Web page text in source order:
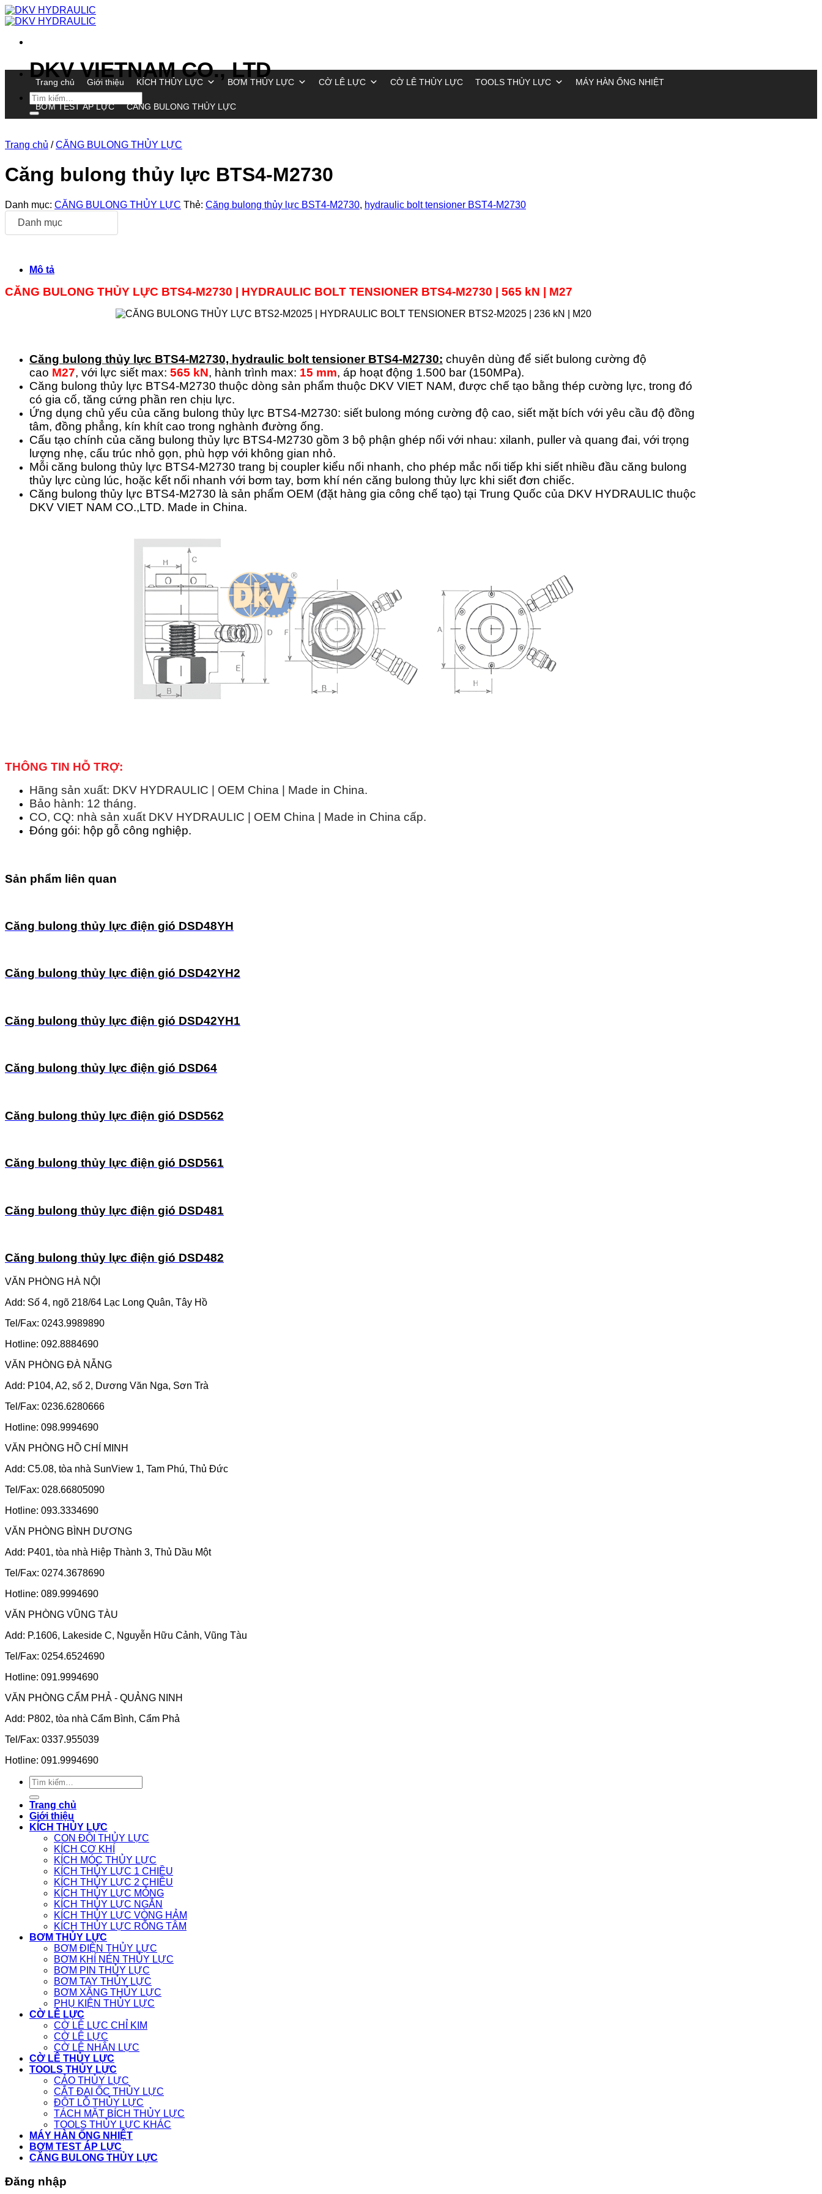
Chuyển
đến
dung
DKV VIETNAM CO., LTD
Tìm
kiếm:
Trang chủ Giới thiệu KÍCH THỦY LỰC BƠM THỦY LỰC CỜ LÊ LỰC CỜ LÊ THỦY LỰC TOOLS THỦY LỰC MÁY HÀN ỐNG NHIỆT
BƠM TEST ÁP LỰC CĂNG BULONG THỦY LỰC
Trang chủ / CĂNG BULONG THỦY LỰC
Căng bulong thủy lực BTS4-M2730
Danh mục: CĂNG BULONG THỦY LỰC Thẻ: Căng bulong thủy lực BST4-M2730, hydraulic bolt tensioner BST4-M2730
Danh mục
Mô tả
CĂNG BULONG THỦY LỰC BTS4-M2730 | HYDRAULIC BOLT TENSIONER BTS4-M2730 | 565 kN | M27
Căng bulong thủy lực BTS4-M2730, hydraulic bolt tensioner BTS4-M2730: chuyên dùng để siết bulong cường độ
cao M27, với lực siết max: 565 kN, hành trình max: 15 mm, áp hoạt động 1.500 bar (150MPa).
Căng bulong thủy lực BTS4-M2730 thuộc dòng sản phẩm thuộc DKV VIET NAM, được chế tạo bằng thép cường lực, trong đó
có gia cố, tăng cứng phần ren chịu lực.
Ứng dụng chủ yếu của căng bulong thủy lực BTS4-M2730: siết bulong móng cường độ cao, siết mặt bích với yêu cầu độ đồng
tâm, đồng phẳng, kín khít cao trong nghành đường ống.
Cấu tạo chính của căng bulong thủy lực BTS4-M2730 gồm 3 bộ phận ghép nối với nhau: xilanh, puller và quang đai, với trọng
lượng nhẹ, cấu trúc nhỏ gọn, phù hợp với không gian nhỏ.
Mỗi căng bulong thủy lực BTS4-M2730 trang bị coupler kiểu nối nhanh, cho phép mắc nối tiếp khi siết nhiều đầu căng bulong
thủy lực cùng lúc, hoặc kết nối nhanh với bơm tay, bơm khí nén căng bulong thủy lực khi siết đơn chiếc.
Căng bulong thủy lực BTS4-M2730 là sản phẩm OEM (đặt hàng gia công chế tạo) tại Trung Quốc của DKV HYDRAULIC thuộc
DKV VIET NAM CO.,LTD. Made in China.
THÔNG TIN HỖ TRỢ:
Hãng sản xuất: DKV HYDRAULIC | OEM China | Made in China.
Bảo hành: 12 tháng.
CO, CQ: nhà sản xuất DKV HYDRAULIC | OEM China | Made in China cấp.
Đóng gói: hộp gỗ công nghiệp.
Sản phẩm liên quan
Căng bulong thủy lực điện gió DSD48YH
Căng bulong thủy lực điện gió DSD42YH2
Căng bulong thủy lực điện gió DSD42YH1
Căng bulong thủy lực điện gió DSD64
Căng bulong thủy lực điện gió DSD562
Căng bulong thủy lực điện gió DSD561
Căng bulong thủy lực điện gió DSD481
Căng bulong thủy lực điện gió DSD482
VĂN PHÒNG HÀ NỘI
Add: Số 4, ngõ 218/64 Lạc Long Quân, Tây Hồ
Tel/Fax: 0243.9989890
Hotline: 092.8884690
VĂN PHÒNG ĐÀ NẴNG
Add: P104, A2, số 2, Dương Văn Nga, Sơn Trà
Tel/Fax: 0236.6280666
Hotline: 098.9994690
VĂN PHÒNG HỒ CHÍ MINH
Add: C5.08, tòa nhà SunView 1, Tam Phú, Thủ Đức
Tel/Fax: 028.66805090
Hotline: 093.3334690
VĂN PHÒNG BÌNH DƯƠNG
Add: P401, tòa nhà Hiệp Thành 3, Thủ Dầu Một
Tel/Fax: 0274.3678690
Hotline: 089.9994690
VĂN PHÒNG VŨNG TÀU
Add: P.1606, Lakeside C, Nguyễn Hữu Cảnh, Vũng Tàu
Tel/Fax: 0254.6524690
Hotline: 091.9994690
VĂN PHÒNG CẨM PHẢ - QUẢNG NINH
Add: P802, tòa nhà Cẩm Bình, Cẩm Phả
Tel/Fax: 0337.955039
Hotline: 091.9994690
Tìm
kiếm:
Trang chủ
Giới thiệu
KÍCH THỦY LỰC
CON ĐỘI THỦY LỰC
KÍCH CƠ KHÍ
KÍCH MÓC THỦY LỰC
KÍCH THỦY LỰC 1 CHIỀU
KÍCH THỦY LỰC 2 CHIỀU
KÍCH THỦY LỰC MỎNG
KÍCH THỦY LỰC NGẮN
KÍCH THỦY LỰC VÒNG HẢM
KÍCH THỦY LỰC RỖNG TÂM
BƠM THỦY LỰC
BƠM ĐIỆN THỦY LỰC
BƠM KHÍ NÉN THỦY LỰC
BƠM PIN THỦY LỰC
BƠM TAY THỦY LỰC
BƠM XĂNG THỦY LỰC
PHỤ KIỆN THỦY LỰC
CỜ LÊ LỰC
CỜ LÊ LỰC CHỈ KIM
CỜ LÊ LỰC
CỜ LÊ NHÂN LỰC
CỜ LÊ THỦY LỰC
TOOLS THỦY LỰC
CẢO THỦY LỰC
CẮT ĐAI ỐC THỦY LỰC
ĐỘT LỖ THỦY LỰC
TÁCH MẶT BÍCH THỦY LỰC
TOOLS THỦY LỰC KHÁC
MÁY HÀN ỐNG NHIỆT
BƠM TEST ÁP LỰC
CĂNG BULONG THỦY LỰC
Đăng nhập